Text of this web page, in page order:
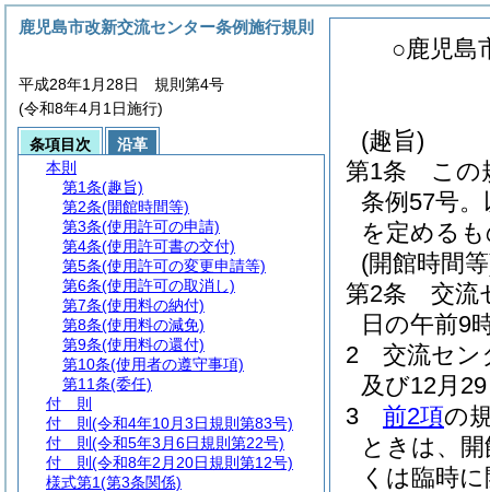
○鹿児島
(趣旨)
第1条
この
条例57号
を定める
(開館時間
第2条
交流
日の午前9
2
交流セン
及び12月
3
前2項の
ときは、
くは臨時
鹿児島市改新交流センター条例施行規則
平成28年1月28日 規則第4号
(令和8年4月1日施行)
条項目次
沿革
本則
第1条(趣旨)
第2条(開館時間等)
第3条(使用許可の申請)
第4条(使用許可書の交付)
第5条(使用許可の変更申請等)
第6条(使用許可の取消し)
第7条(使用料の納付)
第8条(使用料の減免)
第9条(使用料の還付)
第10条(使用者の遵守事項)
第11条(委任)
付 則
付 則 (令和4年10月3日規則第83号)
付 則 (令和5年3月6日規則第22号)
付 則 (令和8年2月20日規則第12号)
様式第1(第3条関係)